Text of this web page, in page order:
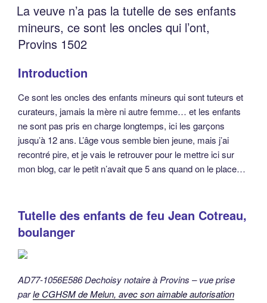
LE
La veuve n’a pas la tutelle de ses enfants
mineurs, ce sont les oncles qui l’ont,
Provins 1502
Introduction
Ce sont les oncles des enfants mineurs qui sont tuteurs et
curateurs, jamais la mère ni autre femme… et les enfants
ne sont pas pris en charge longtemps, ici les garçons
jusqu’à 12 ans. L’âge vous semble bien jeune, mais j’ai
recontré pire, et je vais le retrouver pour le mettre ici sur
mon blog, car le petit n’avait que 5 ans quand on le place…
Tutelle des enfants de feu Jean Cotreau,
boulanger
AD77-1056E586 Dechoisy notaire à Provins – vue prise
parle CGHSM de Melun, avec son aimable autorisation